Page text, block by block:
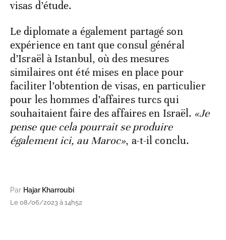
visas d’étude.
Le diplomate a également partagé son
expérience en tant que consul général
d’Israël à Istanbul, où des mesures
similaires ont été mises en place pour
faciliter l’obtention de visas, en particulier
pour les hommes d’affaires turcs qui
souhaitaient faire des affaires en Israël. «Je
pense que cela pourrait se produire
également ici, au Maroc», a-t-il conclu.
Par Hajar Kharroubi
Le 08/06/2023 à 14h52